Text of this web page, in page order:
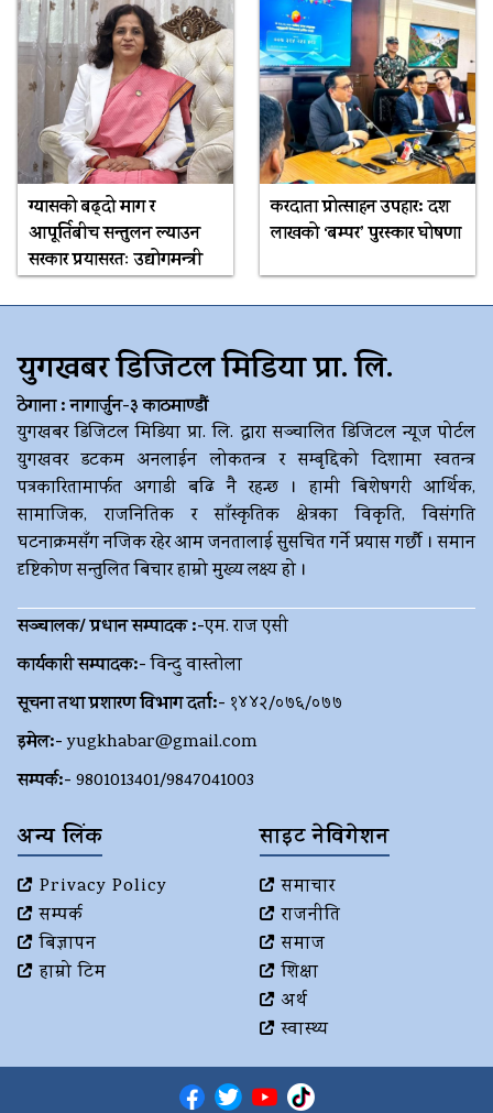
ग्यासको बढ्दो माग र
आपूर्तिबीच सन्तुलन ल्याउन
सरकार प्रयासरतः उद्योगमन्त्री
करदाता प्रोत्साहन उपहार: दश
लाखको ‘बम्पर’ पुरस्कार घोषणा
युगखबर डिजिटल मिडिया प्रा. लि.
ठेगाना : नागार्जुन-३ काठमाण्डौं
युगखबर डिजिटल मिडिया प्रा. लि. द्धारा सञ्चालित डिजिटल न्यूज पोर्टल
युगखवर डटकम अनलाईन लोकतन्त्र र सम्बृद्दिको दिशामा स्वतन्त्र
पत्रकारितामार्फत अगाडी बढि नै रहन्छ । हामी बिशेषगरी आर्थिक,
सामाजिक, राजनितिक र साँस्कृतिक क्षेत्रका विकृति, विसंगति
घटनाक्रमसँग नजिक रहेर आम जनतालाई सुसचित गर्ने प्रयास गर्छौ । समान
दृष्टिकोण सन्तुलित बिचार हाम्रो मुख्य लक्ष्य हो ।
सञ्चालक/ प्रधान सम्पादक :-एम. राज एसी
कार्यकारी सम्पादक:-विन्दु वास्तोला
सूचना तथा प्रशारण विभाग दर्ता:- १४४२/०७६/०७७
इमेल:- yugkhabar@gmail.com
सम्पर्क:- 9801013401/9847041003
अन्य लिंक
Privacy Policy
सम्पर्क
बिज्ञापन
हाम्रो टिम
साइट नेविगेशन
समाचार
राजनीति
समाज
शिक्षा
अर्थ
स्वास्थ्य